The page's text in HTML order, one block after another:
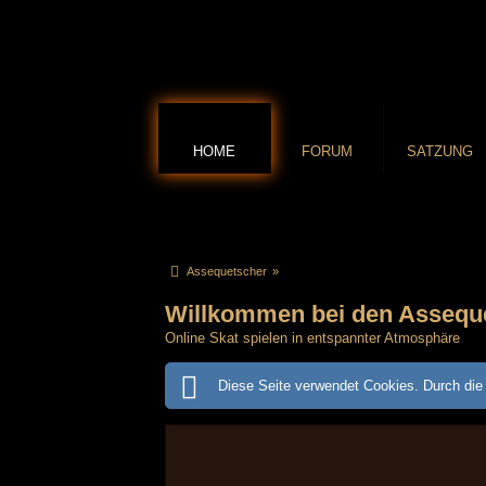
HOME FORUM SATZUNG
Assequetscher »
Willkommen bei den
Online Skat spielen in entspannter Atmosphäre
Diese Seite verwendet Cookies. Durch